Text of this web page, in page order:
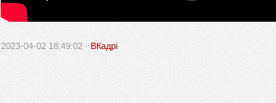
2023-04-02 18:49:02 · ВКадрі